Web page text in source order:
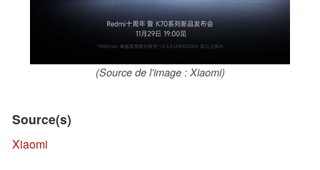
(Source de l'image : Xiaomi)
Source(s)
Xiaomi